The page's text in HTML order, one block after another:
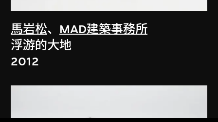
馬岩松、 MAD建築事務所
浮游的大地
2012